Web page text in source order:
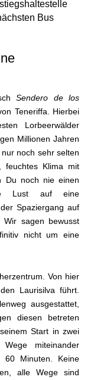
Bus
Sendero de los
Teneriffa. Hierbei
Lorbeerwälder
Millionen Jahren
noch sehr selten
Klima mit
Du noch nie einen
Lust auf eine
Spaziergang auf
sagen bewusst
nicht um eine
Von hier
Laurisilva führt.
ausgestattet,
diesen betreten
Start in zwei
miteinander
Minuten. Keine
alle Wege sind